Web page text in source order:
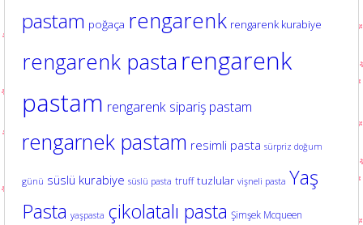
pastam poğaça rengarenk rengarenk kurabiye
rengarenk pasta rengarenk
pastam rengarenk sipariş pastam
rengarnek pastam resimli pasta sürpriz doğum
günü süslü kurabiye süslü pasta truff tuzlular vişneli pasta Yaş
Pasta yaşpasta çikolatalı pasta Şimşek Mcqueen